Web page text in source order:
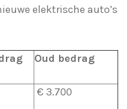
elektrische auto’s
Oud bedrag
€ 3.700